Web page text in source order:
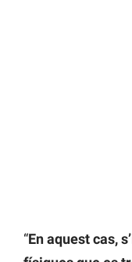
“En aquest cas,